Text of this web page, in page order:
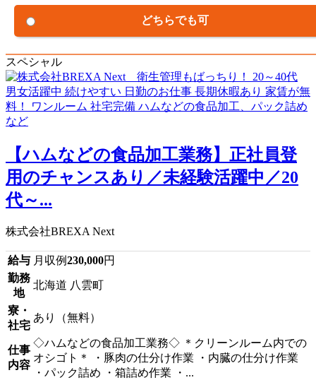
どちらでも可
スペシャル
【ハムなどの食品加工業務】正社員登
用のチャンスあり／未経験活躍中／20
代～...
株式会社BREXA Next
給与 月収例230,000円
勤務
地
北海道 八雲町
寮・
社宅
あり（無料）
仕事
内容
◇ハムなどの食品加工業務◇ ＊クリーンルーム内での
オシゴト＊ ・豚肉の仕分け作業 ・内臓の仕分け作業
・パック詰め ・箱詰め作業 ・...